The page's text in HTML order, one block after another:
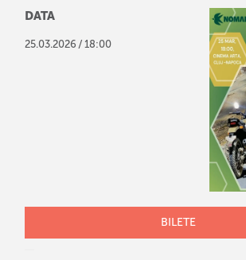
DATA
25.03.2026 / 18:00
BILETE